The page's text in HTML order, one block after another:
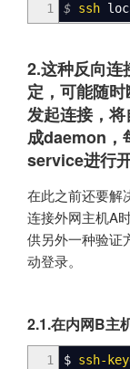
1 $ ssh
2.这种反向
定，可能随
发起连接，
成daemon，
service进行
在此之前还要解
连接外网主机A
供另外一种验
动登录。
2.1.在内网B主
1
$ ssh-